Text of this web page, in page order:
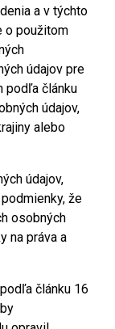
a v týchto
o použitom
údajov pre
podľa článku
údajov,
alebo
údajov,
že
osobných
na práva a
článku 16